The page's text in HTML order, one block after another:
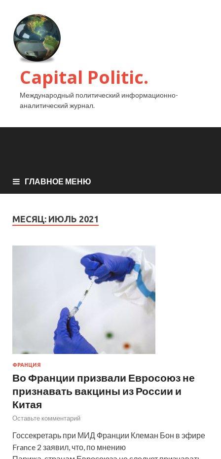
Capital Politic.
Международный политический информационно-
аналитический журнал.
ГЛАВНОЕ МЕНЮ
МЕСЯЦ: ИЮЛЬ 2021
ФРАНЦИЯ
Во Франции призвали Евросоюз не
признавать вакцины из России и
Китая
Оставьте комментарий
Госсекретарь при МИД Франции Клеман Бон в эфире
France 2 заявил, что, по мнению